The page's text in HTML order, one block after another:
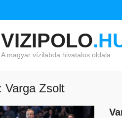
VIZIPOLO
A magyar vízilabda hivatalos oldala…
Varga Zsolt